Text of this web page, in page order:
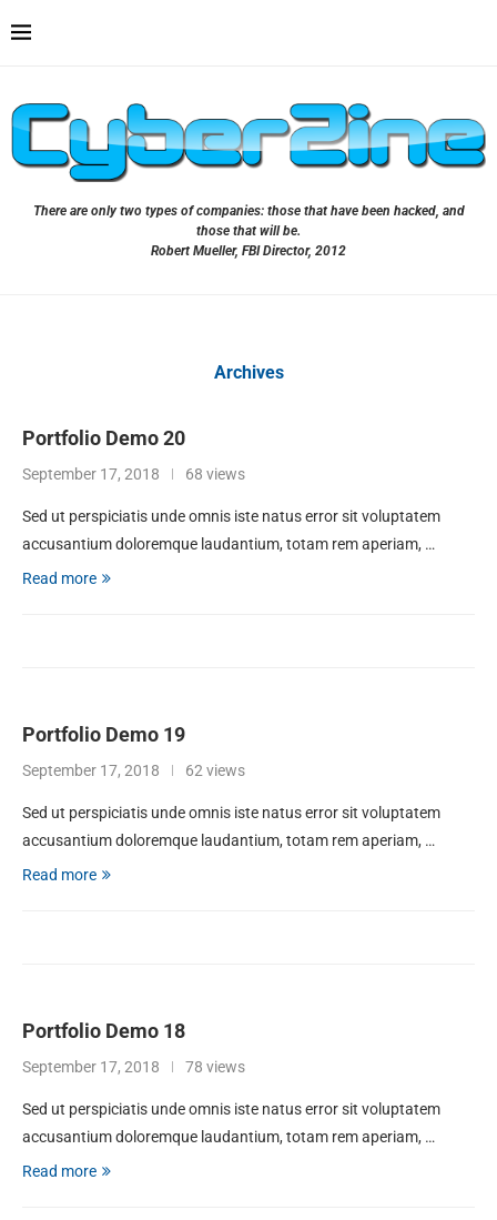
There are only two types of companies: those that have been hacked, and
those that will be.
Robert Mueller, FBI Director, 2012
Archives
Portfolio Demo 20
September 17, 2018 68 views
Sed ut perspiciatis unde omnis iste natus error sit voluptatem
accusantium doloremque laudantium, totam rem aperiam, …
Read more
Portfolio Demo 19
September 17, 2018 62 views
Sed ut perspiciatis unde omnis iste natus error sit voluptatem
accusantium doloremque laudantium, totam rem aperiam, …
Read more
Portfolio Demo 18
September 17, 2018 78 views
Sed ut perspiciatis unde omnis iste natus error sit voluptatem
accusantium doloremque laudantium, totam rem aperiam, …
Read more